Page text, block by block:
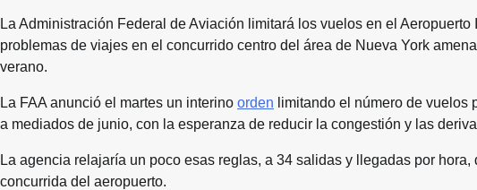
La Administración Federal de Aviación limitará los vuelos en el
problemas de viajes en el concurrido centro del área de Nueva York
verano.
La FAA anunció el martes un interino orden limitando el número de vuelos
a mediados de junio, con la esperanza de reducir la congestión y las
La agencia relajaría un poco esas reglas, a 34 salidas y llegadas por
concurrida del aeropuerto.